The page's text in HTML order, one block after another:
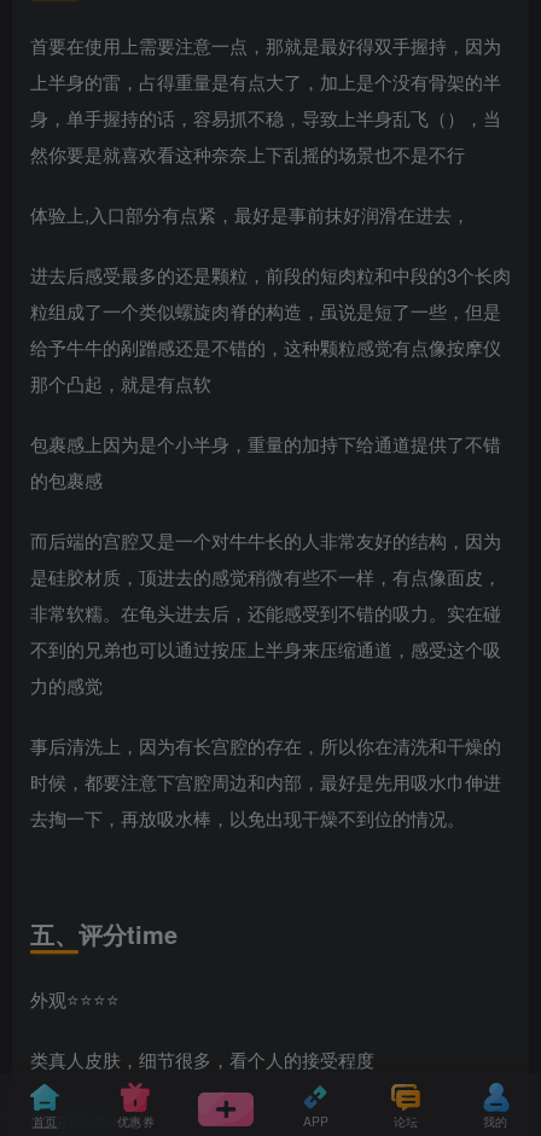
首要在使用上需要注意一点，那就是最好得双手握持，因为
上半身的雷，占得重量是有点大了，加上是个没有骨架的半
身，单手握持的话，容易抓不稳，导致上半身乱飞（），当
然你要是就喜欢看这种奈奈上下乱摇的场景也不是不行
体验上,入口部分有点紧，最好是事前抹好润滑在进去，
进去后感受最多的还是颗粒，前段的短肉粒和中段的3个长肉
粒组成了一个类似螺旋肉脊的构造，虽说是短了一些，但是
给予牛牛的剐蹭感还是不错的，这种颗粒感觉有点像按摩仪
那个凸起，就是有点软
包裹感上因为是个小半身，重量的加持下给通道提供了不错
的包裹感
而后端的宫腔又是一个对牛牛长的人非常友好的结构，因为
是硅胶材质，顶进去的感觉稍微有些不一样，有点像面皮，
非常软糯。在龟头进去后，还能感受到不错的吸力。实在碰
不到的兄弟也可以通过按压上半身来压缩通道，感受这个吸
力的感觉
事后清洗上，因为有长宫腔的存在，所以你在清洗和干燥的
时候，都要注意下宫腔周边和内部，最好是先用吸水巾伸进
去掏一下，再放吸水棒，以免出现干燥不到位的情况。
五、评分time
外观⭐️⭐️⭐️⭐️
类真人皮肤，细节很多，看个人的接受程度
出油⭐️⭐️⭐️⭐️⭐️
首页 优惠券 APP 论坛 我的